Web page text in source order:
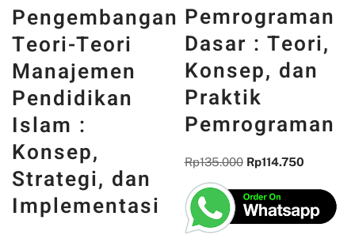
Pemrograman
Dasar : Teori,
Konsep, dan
Praktik
Pemrograman
Rp 135.000
DAN
MEMORI,
DAN
REFLEKSI
Rp300.000 Rp255.000